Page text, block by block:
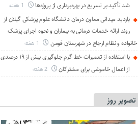
شد تأکید بر تسریع در بهره‌برداری از پروژه‌ها
بازدید میدانی معاون درمان دانشگاه علوم پزشکی گیلان از
روند ارائه خدمات درمانی به بیماران و نحوه اجرای پزشک
خانواده و نظام ارجاع در شهرستان فومن
با استفاده از تعمیرات خط گرم جلوگیری بیش از ۱۹ درصدی
از اعمال خاموشی برای مشتركان
2 هفته
تصویر روز